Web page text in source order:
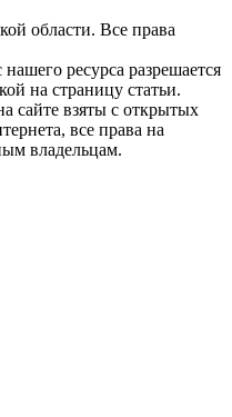
области. Все права
ресурса разрешается
на страницу статьи.
сайте взяты с открытых
все права на
владельцам.